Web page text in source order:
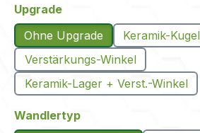
Upgradeauswählen
Ohne Upgrade
Keramik-
Verstärkungs-Winkel
Keramik-Lager + Verst.-Winkel
Wandlertypauswählen